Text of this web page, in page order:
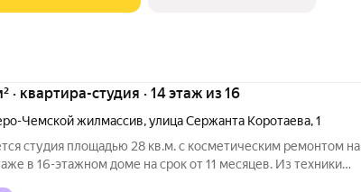
· квартира-студия · 14 этаж из 16
Чемской жилмассив,улица Сержанта Коротаева,1
студия площадью 28 кв.м. с косметическим ремонтом на
в 16-этажном доме на срок от 11 месяцев. Из техники